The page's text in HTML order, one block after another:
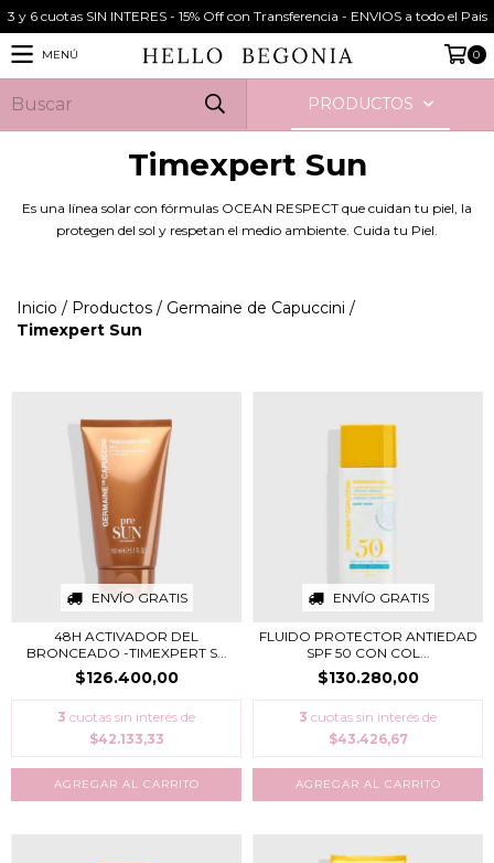
3 y 6 cuotas SIN INTERES - 15% Off con Transferencia - ENVIOS a todo el Pais
MENÚ 0
PRODUCTOS
Timexpert Sun
Es una línea solar con fórmulas OCEAN RESPECT que cuidan tu piel, la
protegen del sol y respetan el medio ambiente. Cuida tu Piel.
Inicio / Productos / Germaine de Capuccini /
Timexpert Sun
ENVÍO GRATIS
48H ACTIVADOR DEL
BRONCEADO -TIMEXPERT S...
$126.400,00
3 cuotas sin interés de
$42.133,33
ENVÍO GRATIS
FLUIDO PROTECTOR ANTIEDAD
SPF 50 CON COL...
$130.280,00
3 cuotas sin interés de
$43.426,67